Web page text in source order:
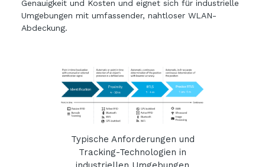
Genauigkeit und Kosten und eignet sich für industrielle
Umgebungen mit umfassender, nahtloser WLAN-
Abdeckung.
Typische Anforderungen und
Tracking-Technologien in